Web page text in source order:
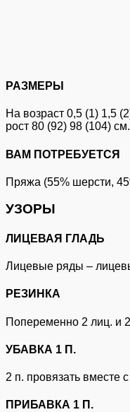
РАЗМЕРЫ
На возраст 0,5 (1) 1,5
рост 80 (92) 98 (104) см.
ВАМ ПОТРЕБУЕТСЯ
Пряжа (55% шерсти,
УЗОРЫ
ЛИЦЕВАЯ ГЛАДЬ
Лицевые ряды –
РЕЗИНКА
Попеременно 2 лиц. и
УБАВКА 1 П.
2 п. провязать вместе
ПРИБАВКА 1 П.